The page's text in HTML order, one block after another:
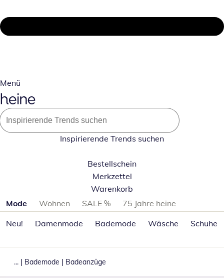
Menü
Inspirierende Trends suchen
Bestellschein
Merkzettel
Warenkorb
Produktkategorien überspringen
Mode Wohnen SALE %
75 Jahre heine
Neu!
Damenmode Bademode Wäsche Schuhe
... | Bademode | Badeanzüge